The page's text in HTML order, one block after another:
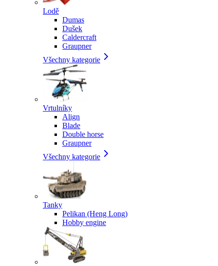
Lodě
Dumas
Dušek
Caldercraft
Graupner
Všechny kategorie
Vrtulníky
Align
Blade
Double horse
Graupner
Všechny kategorie
Tanky
Pelikan (Heng Long)
Hobby engine